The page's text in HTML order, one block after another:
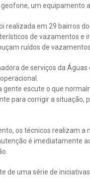
um
realizada em 29 bairros
de vazamentos e
ruídos de
de serviços da
gente escute o que
para corrigir a situação,
os técnicos realizam a
é imediatamente
de uma série de